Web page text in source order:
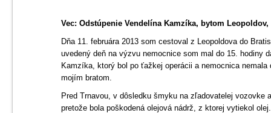
Vec: Odstúpenie Vendelína Kamzíka, bytom
Dňa 11. februára 2013 som cestoval z Leopoldova do
uvedený deň na výzvu nemocnice som mal do 15. hodiny
Kamzíka, ktorý bol po ťažkej operácii a nemocnica
mojím bratom.
Pred Trnavou, v dôsledku šmyku na zľadovatelej vozovke
pretože bola poškodená olejová nádrž, z ktorej vytiekol